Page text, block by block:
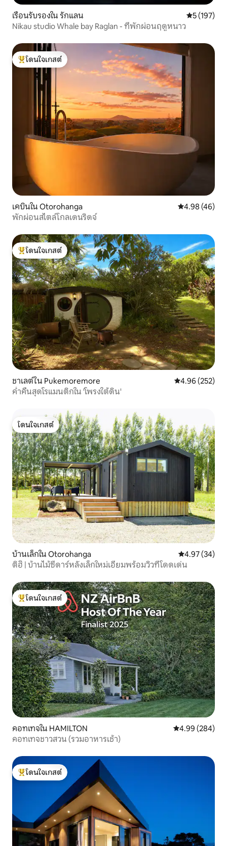
เรือนรับรองใน รักแลน คะแนนเฉลี่ย
5 (197)
Nikau studio Whale bay Raglan - ที่พักผ่อนฤดูหนาว
โดนใจเกสต์ที่สุด
โดนใจเกสต์
เคบินใน Otorohanga คะแนนเฉลี่ย
4.98 (46)
พักผ่อนสไตล์โกลเดนริดจ์
โดนใจเกสต์ที่สุด
โดนใจเกสต์
ชาเลต์ใน Pukemoremore คะแนนเฉลี่ย
4.96 (252)
ค่ำคืนสุดโรแมนติกใน 'โพรงใต้ดิน'
โดนใจเกสต์
โดนใจเกสต์
บ้านเล็กใน Otorohanga คะแนนเฉลี่ย
4.97 (34)
ติฮิ | บ้านไม้ซีดาร์หลังเล็กใหม่เอี่ยมพร้อมวิวที่โดดเด่น
โดนใจเกสต์ที่สุด
โดนใจเกสต์
คอทเทจใน HAMILTON คะแนนเฉลี่ย
4.99 (284)
คอทเทจชาวสวน (รวมอาหารเช้า)
โดนใจเกสต์ที่สุด
โดนใจเกสต์